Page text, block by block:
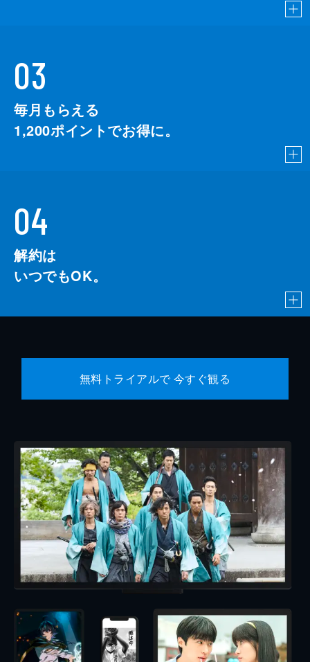
03
毎月もらえる
1,200ポイントでお得に。
04
解約は
いつでもOK。
無料トライアルで 今すぐ観る